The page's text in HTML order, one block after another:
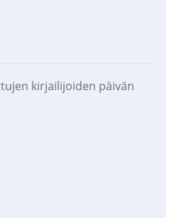
kirjailijoiden päivän